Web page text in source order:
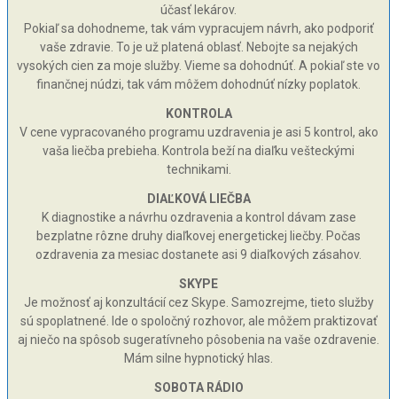
účasť lekárov.
Pokiaľ sa dohodneme, tak vám vypracujem návrh, ako podporiť
vaše zdravie. To je už platená oblasť. Nebojte sa nejakých
vysokých cien za moje služby. Vieme sa dohodnúť. A pokiaľ ste vo
finančnej núdzi, tak vám môžem dohodnúť nízky poplatok.
KONTROLA
V cene vypracovaného programu uzdravenia je asi 5 kontrol, ako
vaša liečba prebieha. Kontrola beží na diaľku vešteckými
technikami.
DIAĽKOVÁ LIEČBA
K diagnostike a návrhu ozdravenia a kontrol dávam zase
bezplatne rôzne druhy diaľkovej energetickej liečby. Počas
ozdravenia za mesiac dostanete asi 9 diaľkových zásahov.
SKYPE
Je možnosť aj konzultácií cez Skype. Samozrejme, tieto služby
sú spoplatnené. Ide o spoločný rozhovor, ale môžem praktizovať
aj niečo na spôsob sugeratívneho pôsobenia na vaše ozdravenie.
Mám silne hypnotický hlas.
SOBOTA RÁDIO